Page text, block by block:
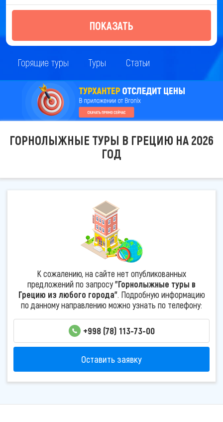
ПОКАЗАТЬ
Горящие туры Туры Статьи
ГОРНОЛЫЖНЫЕ ТУРЫ В ГРЕЦИЮ НА 2026
ГОД
К сожалению, на сайте нет опубликованных
предложений по запросу"Горнолыжные туры в
Грецию из любого города". Подробную информацию
по данному направлению можно узнать по телефону:
+998 (78) 113-73-00
Оставить заявку